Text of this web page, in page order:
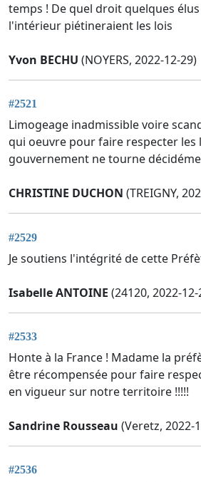
temps ! De quel droit quelques
l'intérieur piétineraient les lois
Yvon BECHU (NOYERS, 2022-12-29)
#2521
Limogeage inadmissible voire
qui oeuvre pour faire respecter les
gouvernement ne tourne
CHRISTINE DUCHON (TREIGNY,
#2529
Je soutiens l'intégrité de cette
Isabelle ANTOINE (24120, 2022-12-
#2533
Honte à la France ! Madame la
être récompensée pour faire
en vigueur sur notre territoire !!!!!
Sandrine Rousseau (Veretz, 2022-
#2536